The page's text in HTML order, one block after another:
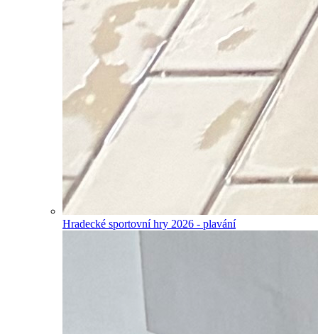
Hradecké sportovní hry 2026 - plavání